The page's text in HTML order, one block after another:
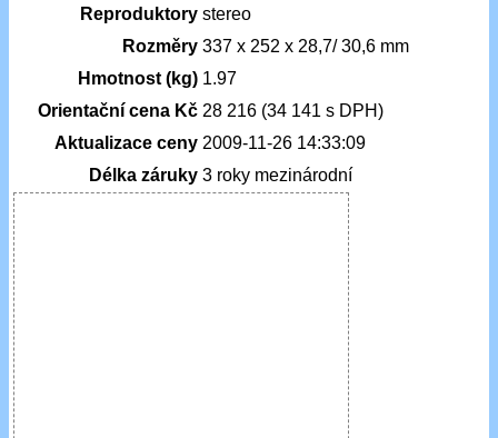
Reproduktory stereo
Rozměry 337 x 252 x 28,7/ 30,6 mm
Hmotnost (kg) 1.97
Orientační cena Kč 28 216 (34 141 s DPH)
Aktualizace ceny 2009-11-26 14:33:09
Délka záruky 3 roky mezinárodní